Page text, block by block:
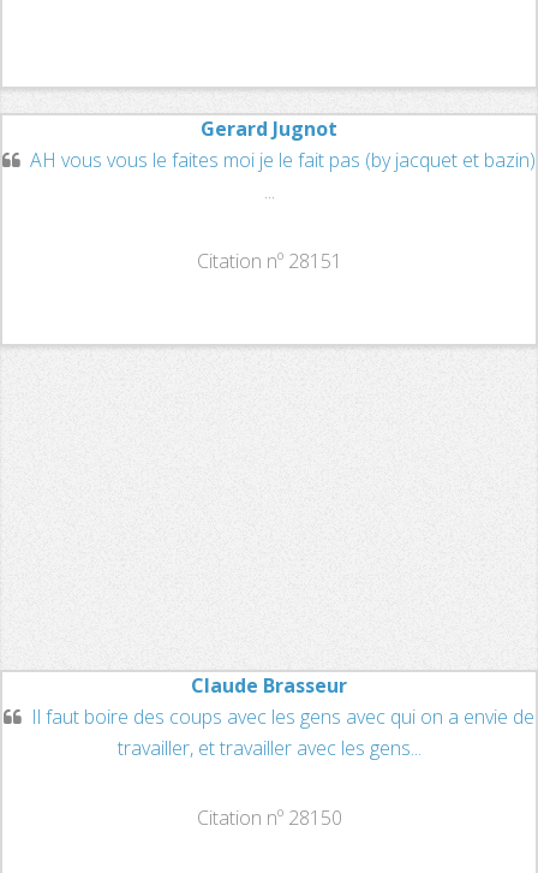
Gerard Jugnot
AH vous vous le faites moi je le fait pas (by jacquet et bazin)
...
Citation nº 28151
Claude Brasseur
Il faut boire des coups avec les gens avec qui on a envie de
travailler, et travailler avec les gens...
Citation nº 28150